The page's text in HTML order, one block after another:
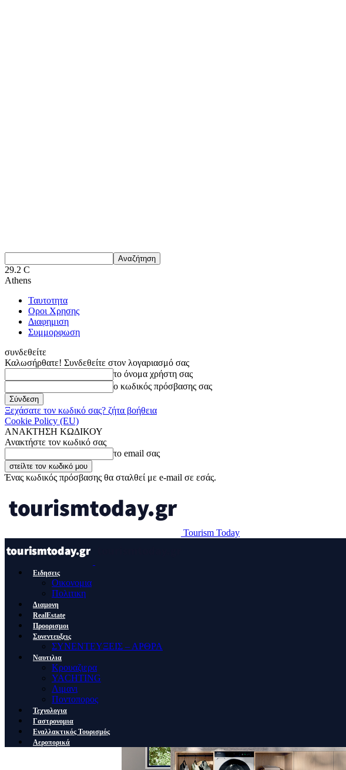
29.2 C
Athens
Ταυτοτητα
Οροι Χρησης
Διαφημιση
Συμμορφωση
συνδεθείτε
Καλωσήρθατε! Συνδεθείτε στον λογαριασμό σας
το όνομα χρήστη σας
ο κωδικός πρόσβασης σας
Ξεχάσατε τον κωδικό σας? ζήτα βοήθεια
Cookie Policy (EU)
ΑΝΑΚΤΗΣΗ ΚΩΔΙΚΟΥ
Ανακτήστε τον κωδικό σας
το email σας
Ένας κωδικός πρόσβασης θα σταλθεί με e-mail σε εσάς.
Tourism Today
Ειδησεις
Οικονομια
Πολιτικη
Διαμονη
RealEstate
Προορισμοι
Συνεντευξεις
ΣΥΝΕΝΤΕΥΞΕΙΣ – ΑΡΘΡΑ
Ναυτιλια
Κρουαζιερα
YACHTING
Λιμανι
Ποντοπορος
Τεχνολογια
Γαστρονομια
Εναλλακτικός Τουρισμός
Αεροπορικά